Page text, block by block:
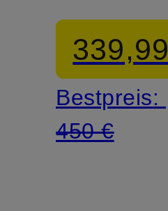
COLD
SPELL
Bestpreis:
450 €